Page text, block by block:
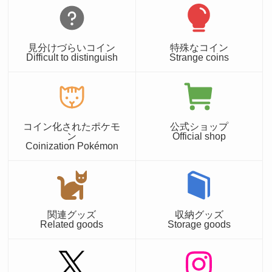
見分けづらいコイン
Difficult to distinguish
特殊なコイン
Strange coins
コイン化されたポケモ
ン
Coinization Pokémon
公式ショップ
Official shop
関連グッズ
Related goods
収納グッズ
Storage goods